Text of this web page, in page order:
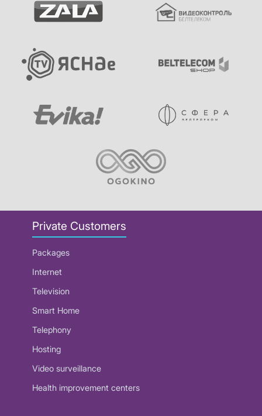
Private Customers
Packages
Internet
Television
Smart Home
Telephony
Hosting
Video surveillance
Health improvement centers